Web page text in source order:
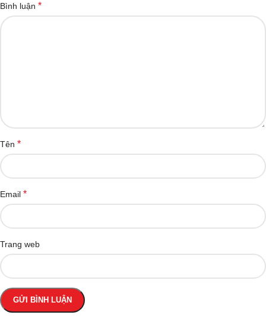
Bình luận *
Tên *
Email *
Trang web